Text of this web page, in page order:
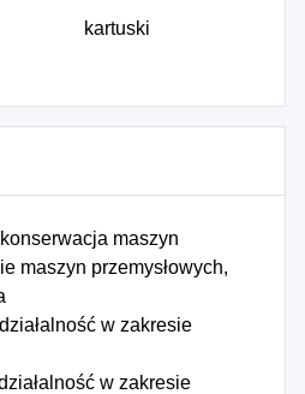
kartuski
maszyn
maszyn przemysłowych,
w zakresie
w zakresie